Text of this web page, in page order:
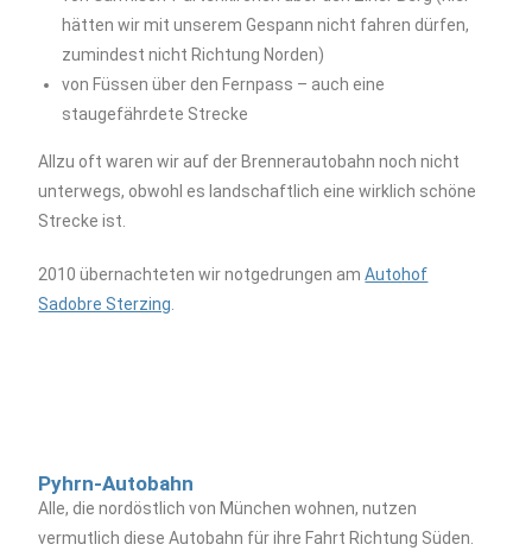
hätten wir mit unserem Gespann nicht fahren dürfen,
zumindest nicht Richtung Norden)
von Füssen über den Fernpass – auch eine
staugefährdete Strecke
Allzu oft waren wir auf der Brennerautobahn noch nicht
unterwegs, obwohl es landschaftlich eine wirklich schöne
Strecke ist.
2010 übernachteten wir notgedrungen amAutohof
Sadobre Sterzing
Pyhrn-Autobahn
Alle, die nordöstlich von München wohnen, nutzen
vermutlich diese Autobahn für ihre Fahrt Richtung Süden.